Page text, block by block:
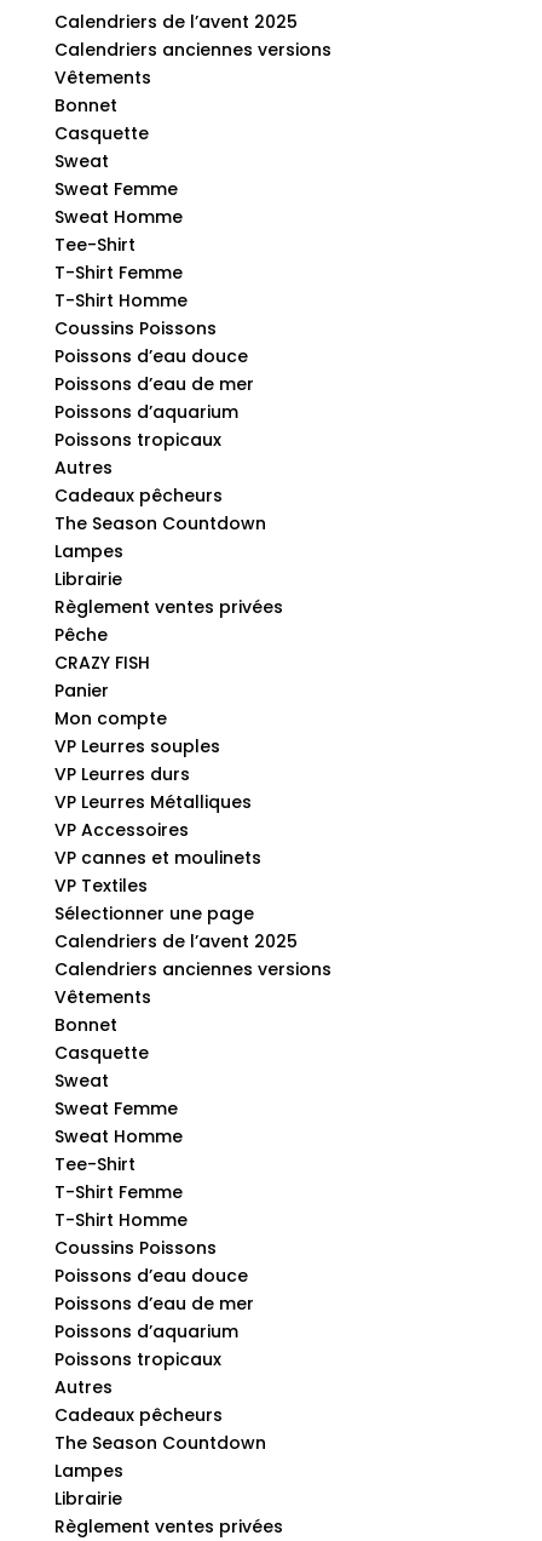
Calendriers de l’avent 2025
Calendriers anciennes versions
Vêtements
Bonnet
Casquette
Sweat
Sweat Femme
Sweat Homme
Tee-Shirt
T-Shirt Femme
T-Shirt Homme
Coussins Poissons
Poissons d’eau douce
Poissons d’eau de mer
Poissons d’aquarium
Poissons tropicaux
Autres
Cadeaux pêcheurs
The Season Countdown
Lampes
Librairie
Règlement ventes privées
Pêche
CRAZY FISH
Panier
Mon compte
VP Leurres souples
VP Leurres durs
VP Leurres Métalliques
VP Accessoires
VP cannes et moulinets
VP Textiles
Sélectionner une page
Calendriers de l’avent 2025
Calendriers anciennes versions
Vêtements
Bonnet
Casquette
Sweat
Sweat Femme
Sweat Homme
Tee-Shirt
T-Shirt Femme
T-Shirt Homme
Coussins Poissons
Poissons d’eau douce
Poissons d’eau de mer
Poissons d’aquarium
Poissons tropicaux
Autres
Cadeaux pêcheurs
The Season Countdown
Lampes
Librairie
Règlement ventes privées